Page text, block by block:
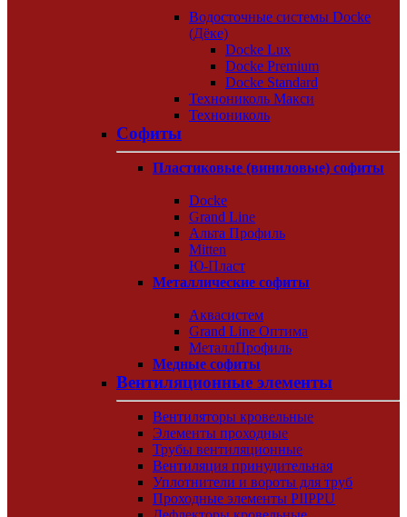
Водосточные системы Docke
(Дёке)
Docke Lux
Docke Premium
Docke Standard
Технониколь Макси
Технониколь
Софиты
Пластиковые (виниловые) софиты
Docke
Grand Line
Альта Профиль
Mitten
Ю-Пласт
Металлические софиты
Аквасистем
Grand Line Оптима
МеталлПрофиль
Медные софиты
Вентиляционные элементы
Вентиляторы кровельные
Элементы проходные
Трубы вентиляционные
Вентиляция принудительная
Уплотнители и вороты для труб
Проходные элементы PIIPPU